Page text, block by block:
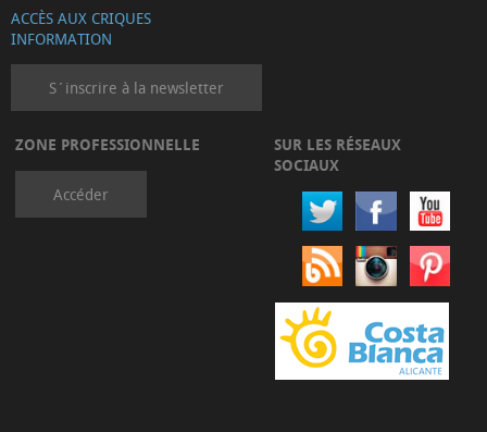
ACCÈS AUX CRIQUES
INFORMATION
S´inscrire à la newsletter
ZONE PROFESSIONNELLE
Accéder
SUR LES RÉSEAUX
SOCIAUX